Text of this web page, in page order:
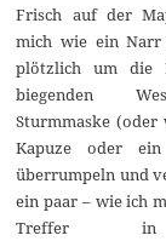
Frisch auf der
mich wie ein
plötzlich um die
biegenden
Sturmmaske (oder
Kapuze oder ein
überrumpeln und
ein paar – wie ich
Treffer